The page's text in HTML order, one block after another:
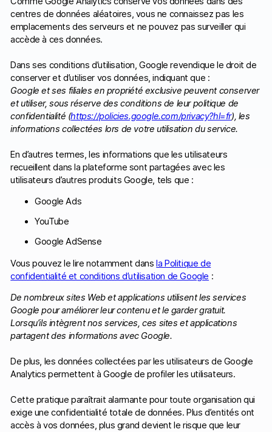
centres de données aléatoires, vous ne connaissez pas les
emplacements des serveurs et ne pouvez pas surveiller qui
accède à ces données.
Dans ses conditions d’utilisation, Google revendique le droit de
conserver et d’utiliser vos données, indiquant que :
Google et ses filiales en propriété exclusive peuvent conserver
et utiliser, sous réserve des conditions de leur politique de
confidentialité (https://policies.google.com/privacy?hl=fr), les
informations collectées lors de votre utilisation du service.
En d’autres termes, les informations que les utilisateurs
recueillent dans la plateforme sont partagées avec les
utilisateurs d’autres produits Google, tels que :
Google Ads
YouTube
Google AdSense
Vous pouvez le lire notamment dansla Politique de
confidentialité et conditions d’utilisation de Google :
De nombreux sites Web et applications utilisent les services
Google pour améliorer leur contenu et le garder gratuit.
Lorsqu’ils intègrent nos services, ces sites et applications
partagent des informations avec Google.
De plus, les données collectées par les utilisateurs de Google
Analytics permettent à Google de profiler les utilisateurs.
Cette pratique paraîtrait alarmante pour toute organisation qui
exige une confidentialité totale de données. Plus d’entités ont
accès à vos données, plus grand devient le risque que leur